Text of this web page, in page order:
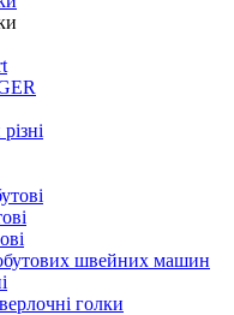
швейних машин
голки